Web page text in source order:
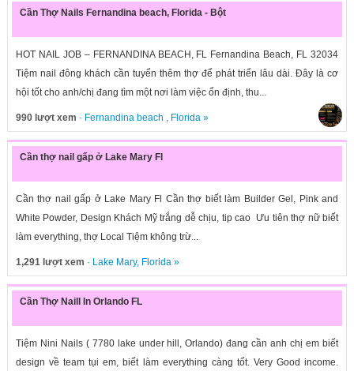
Cần Thợ Nails Fernandina beach, Florida - Bột
HOT NAIL JOB – FERNANDINA BEACH, FL Fernandina Beach, FL 32034
Tiệm nail đông khách cần tuyển thêm thợ để phát triển lâu dài. Đây là cơ
hội tốt cho anh/chị đang tìm một nơi làm việc ổn định, thu...
990 lượt xem · Fernandina beach , Florida»
Cần thợ nail gấp ở Lake Mary Fl
Cần thợ nail gấp ở Lake Mary Fl Cần thợ biết làm Builder Gel, Pink and
White Powder, Design Khách Mỹ trắng dễ chịu, tip cao Ưu tiên thợ nữ biết
làm everything, thợ Local Tiệm không trừ...
1,291 lượt xem · Lake Mary, Florida»
Cần Thợ Naill In Orlando FL
Tiệm Nini Nails ( 7780 lake under hill, Orlando) đang cần anh chị em biết
design về team tụi em, biết làm everything càng tốt. Very Good income.